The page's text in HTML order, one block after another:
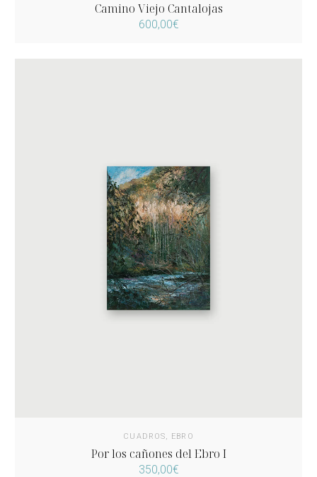
Camino Viejo Cantalojas
600,00€
CUADROS, EBRO
Por los cañones del Ebro I
350,00€